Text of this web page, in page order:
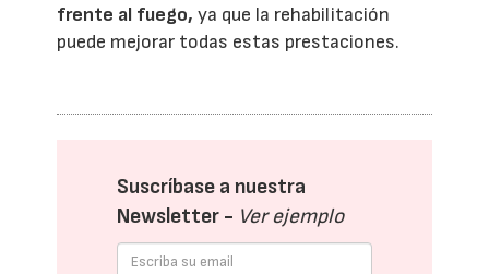
frente al fuego, ya que la rehabilitación
puede mejorar todas estas prestaciones.
Suscríbase a nuestra
Newsletter - Ver ejemplo